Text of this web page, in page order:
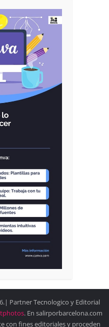
Partner Tecnologico y Editorial
. En salirporbarcelona.com
con fines editoriales y proceden